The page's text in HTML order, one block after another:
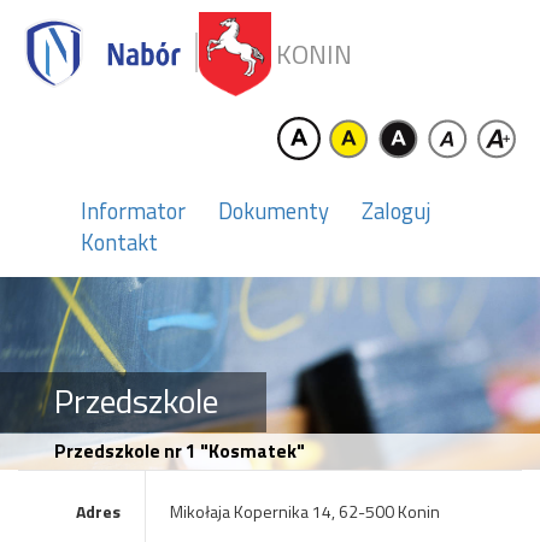
KONIN
Informator Dokumenty
Zaloguj
Kontakt
Przedszkole
Przedszkole nr 1 "Kosmatek"
Adres Mikołaja Kopernika 14, 62-500 Konin